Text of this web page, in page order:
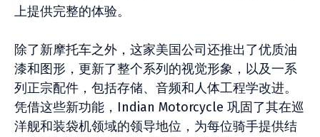
上提供完整的体验。
除了新摩托车之外，这家美国公司还推出了优质油
漆和图形，更新了整个系列的视觉形象，以及一系
列正宗配件，包括存储、音频和人体工程学改进。
凭借这些新功能，Indian Motorcycle 巩固了其在巡
洋舰和装袋机领域的领导地位，为每位骑手提供结